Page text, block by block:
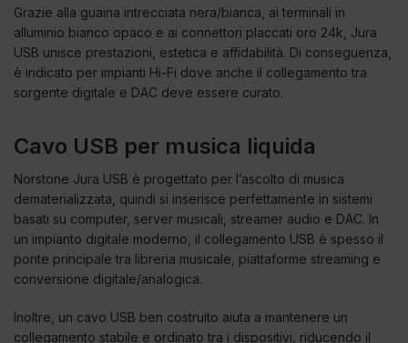
Grazie alla guaina intrecciata nera/bianca, ai terminali in
alluminio bianco opaco e ai connettori placcati oro 24k, Jura
USB unisce prestazioni, estetica e affidabilità. Di conseguenza,
è indicato per impianti Hi-Fi dove anche il collegamento tra
sorgente digitale e DAC deve essere curato.
Cavo USB per musica liquida
Norstone Jura USB è progettato per l’ascolto di musica
dematerializzata, quindi si inserisce perfettamente in sistemi
basati su computer, server musicali, streamer audio e DAC. In
un impianto digitale moderno, il collegamento USB è spesso il
ponte principale tra libreria musicale, piattaforme streaming e
conversione digitale/analogica.
Inoltre, un cavo USB ben costruito aiuta a mantenere un
collegamento stabile e ordinato tra i dispositivi, riducendo il